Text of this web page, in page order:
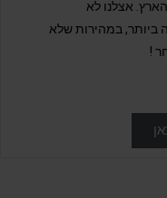
הארץ. אצלנו לא
במהירות שלא
!